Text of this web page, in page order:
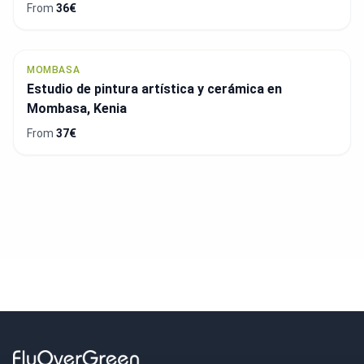
From 36€
MOMBASA
Estudio de pintura artística y cerámica en
Mombasa, Kenia
From 37€